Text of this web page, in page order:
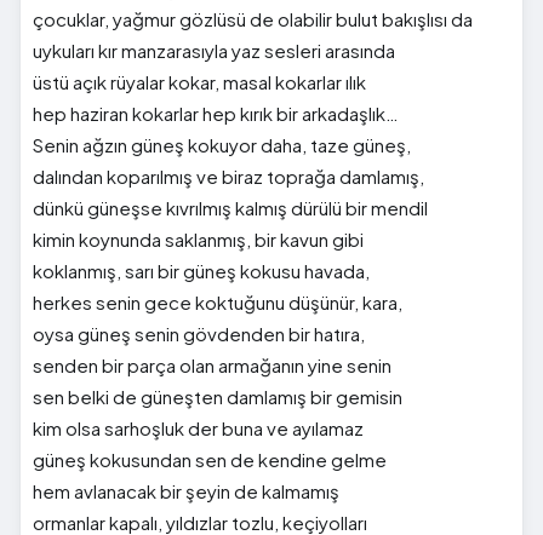
çocuklar, yağmur gözlüsü de olabilir bulut bakışlısı da
uykuları kır manzarasıyla yaz sesleri arasında
üstü açık rüyalar kokar, masal kokarlar ılık
hep haziran kokarlar hep kırık bir arkadaşlık…
Senin ağzın güneş kokuyor daha, taze güneş,
dalından koparılmış ve biraz toprağa damlamış,
dünkü güneşse kıvrılmış kalmış dürülü bir mendil
kimin koynunda saklanmış, bir kavun gibi
koklanmış, sarı bir güneş kokusu havada,
herkes senin gece koktuğunu düşünür, kara,
oysa güneş senin gövdenden bir hatıra,
senden bir parça olan armağanın yine senin
sen belki de güneşten damlamış bir gemisin
kim olsa sarhoşluk der buna ve ayılamaz
güneş kokusundan sen de kendine gelme
hem avlanacak bir şeyin de kalmamış
ormanlar kapalı, yıldızlar tozlu, keçiyolları